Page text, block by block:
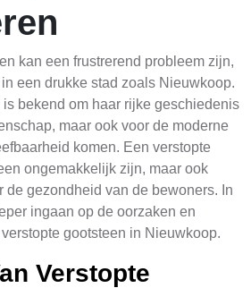
kan een frustrerend probleem zijn,
een drukke stad zoals Nieuwkoop.
bekend om haar rijke geschiedenis
maar ook voor de moderne
komen. Een verstopte
ongemakkelijk zijn, maar ook
de gezondheid van de bewoners. In
ingaan op de oorzaken en
gootsteen in Nieuwkoop.
Verstopte